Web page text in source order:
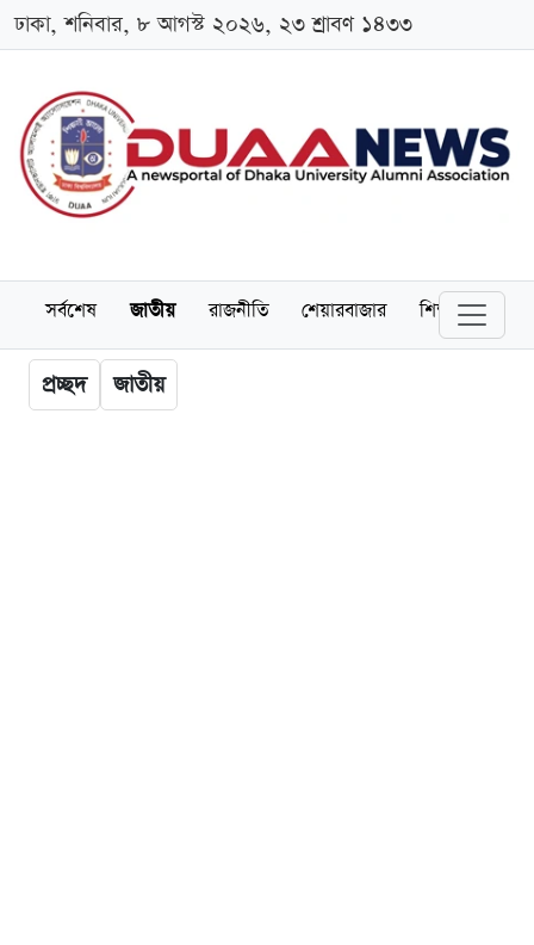
ঢাকা, শনিবার, ৮ আগস্ট ২০২৬, ২৩ শ্রাবণ ১৪৩৩
সর্বশেষ জাতীয় রাজনীতি শেয়ারবাজার শিক্ষা
প্রচ্ছদ জাতীয়